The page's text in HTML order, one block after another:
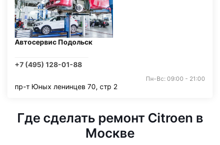
Автосервис Подольск
+7 (495) 128-01-88
Пн-Вс: 09:00 - 21:00
пр-т Юных ленинцев 70, стр 2
Где сделать ремонт Citroen в
Москве